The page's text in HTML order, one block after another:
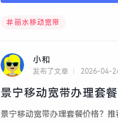
丽水移动宽带
小和
发布了文章 2026-04-
景宁移动宽带办理套
景宁移动宽带办理套餐价格？